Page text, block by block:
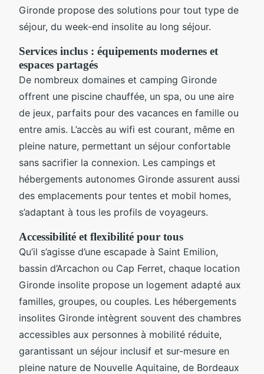
Gironde propose des solutions pour tout type de
séjour, du week-end insolite au long séjour.
Services inclus : équipements modernes et
espaces partagés
De nombreux domaines et camping Gironde
offrent une piscine chauffée, un spa, ou une aire
de jeux, parfaits pour des vacances en famille ou
entre amis. L’accès au wifi est courant, même en
pleine nature, permettant un séjour confortable
sans sacrifier la connexion. Les campings et
hébergements autonomes Gironde assurent aussi
des emplacements pour tentes et mobil homes,
s’adaptant à tous les profils de voyageurs.
Accessibilité et flexibilité pour tous
Qu’il s’agisse d’une escapade à Saint Emilion,
bassin d’Arcachon ou Cap Ferret, chaque location
Gironde insolite propose un logement adapté aux
familles, groupes, ou couples. Les hébergements
insolites Gironde intègrent souvent des chambres
accessibles aux personnes à mobilité réduite,
garantissant un séjour inclusif et sur-mesure en
pleine nature de Nouvelle Aquitaine, de Bordeaux